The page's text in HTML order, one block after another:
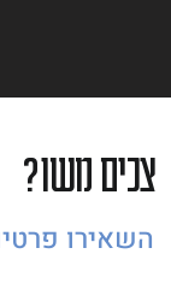
צכים משו?
השאירו